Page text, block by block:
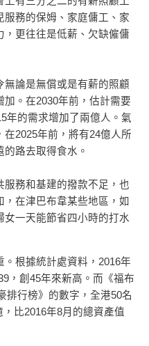
務的保姆、家庭傭工、家
更往往是低薪、欠缺僱傭
無論是無償或是有薪的照顧
。在2030年前，估計需要
年的需求增加了兩億人。氣
2025年前，將有24億人所
路去取得食水。
服務和基建的撥款不足，也
在津巴布韋某些地區，如
女一天能節省四小時的打水
根據統計處資料，2016年
，創45年來新高。而《福布
排行榜》的數字，全港50名
比2016年8月的總資產值